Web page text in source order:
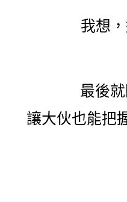
我想
最後
讓大伙也能把